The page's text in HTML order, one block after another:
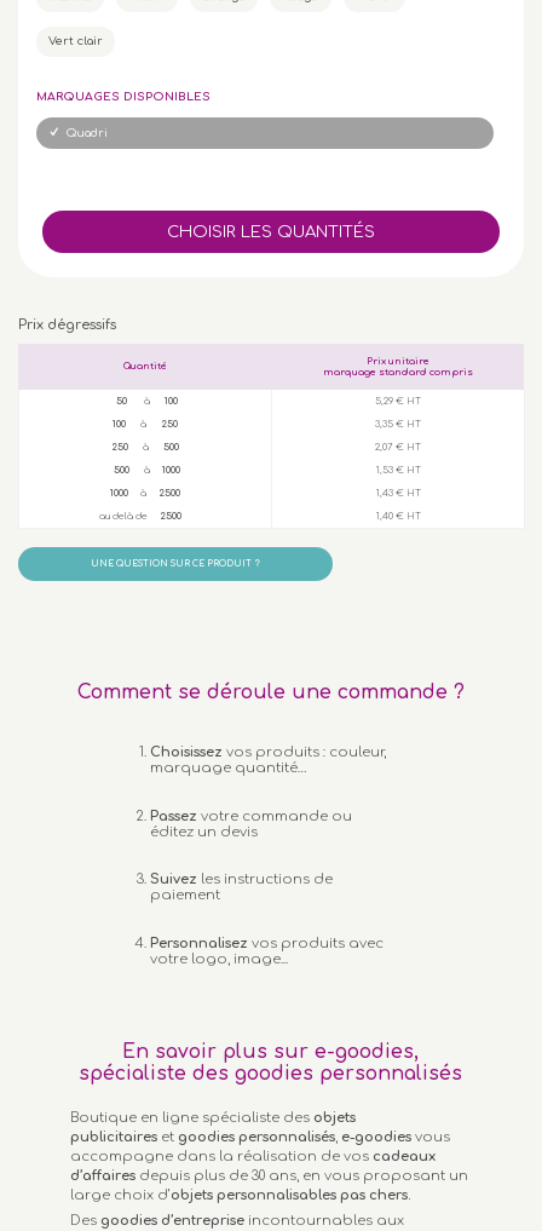
Vert clair
MARQUAGES DISPONIBLES
Quadri
Prix dégressifs
Quantité
Prix unitaire
marquage standard compris
50à 100 5,29 € HT
100 à 250 3,35 € HT
250 à 500 2,07 € HT
500à 1000 1,53 € HT
1000 à 2500 1,43 € HT
au delà de 2500 1,40 € HT
UNE QUESTION SUR CE PRODUIT ?
Comment se déroule une commande ?
Choisissez vos produits : couleur,
marquage quantité…
Passez votre commande ou
éditez un devis
Suivez les instructions de
paiement
Personnalisez vos produits avec
votre logo, image...
En savoir plus sur e-goodies,
spécialiste des goodies personnalisés
Boutique en ligne spécialiste des objets
publicitaires et goodies personnalisés, e-goodies vous
accompagne dans la réalisation de vos cadeaux
d’affaires depuis plus de 30 ans, en vous proposant un
large choix d’objets personnalisables pas chers.
Des goodies d’entreprise incontournables aux